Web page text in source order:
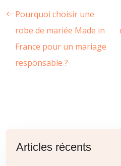
Pourquoi choisir une
robe de mariée Made in
France pour un mariage
responsable ?
Articles récents